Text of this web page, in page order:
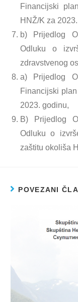
Financijski
HNŽ/K za
b) Prijedlog
Odluku o
zdravstvenog
a) Prijedlog
Financijski
2023. godinu,
B) Prijedlog
Odluku o
zaštitu okoliša
POVEZANI